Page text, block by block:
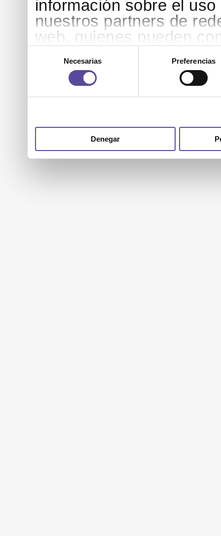
información sobre el
nuestros partners de
web, quienes pueden
partir del uso que haya
consentimientoNecesarias Preferencias
Denegar